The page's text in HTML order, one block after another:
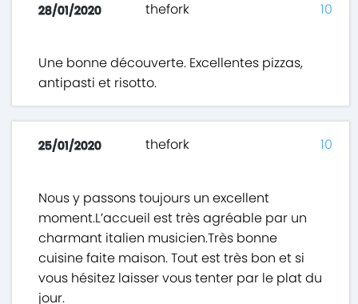
28/01/2020 thefork
Une bonne découverte. Excellentes pizzas,
antipasti et risotto.
10
25/01/2020 thefork
Nous y passons toujours un excellent
moment.L’accueil est très agréable par un
charmant italien musicien.Très bonne
cuisine faite maison. Tout est très bon et si
vous hésitez laisser vous tenter par le plat du
jour.
10